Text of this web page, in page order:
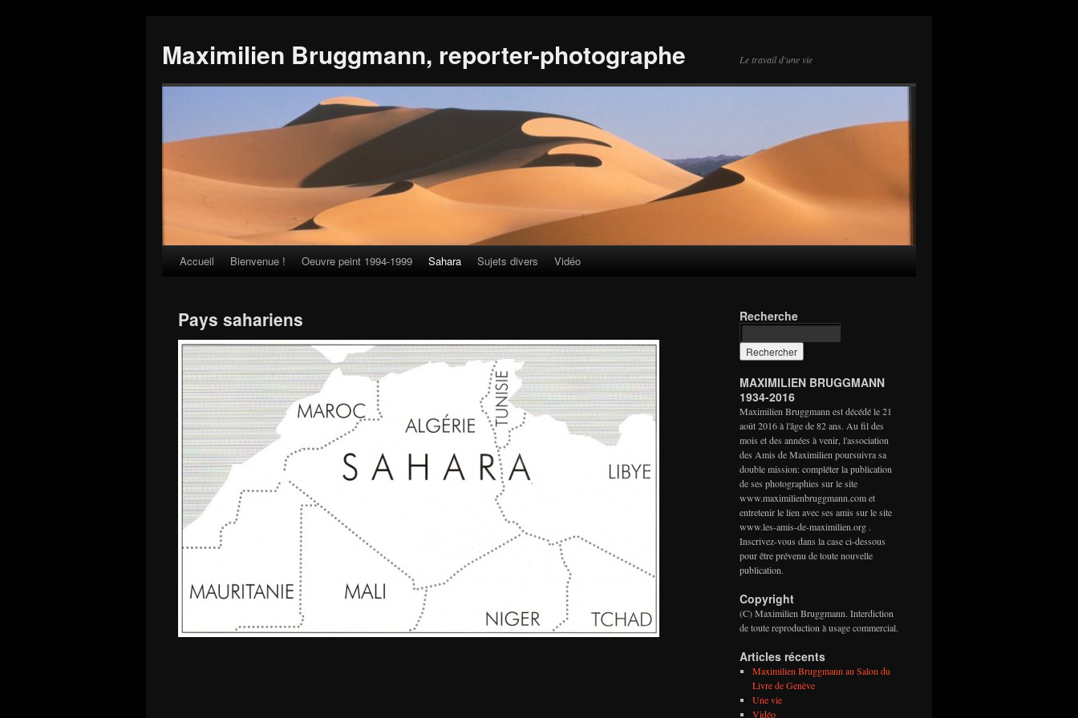
Maximilien Bruggmann, reporter-photographe Le travail d'une vie
Skip
content
Accueil Bienvenue ! Oeuvre peint 1994-1999 Sahara Sujets divers Vidéo
Pays sahariens Recherche
MAXIMILIEN BRUGGMANN
1934-2016
Maximilien Bruggmann est décédé le 21
août 2016 à l'âge de 82 ans. Au fil des
mois et des années à venir, l'association
des Amis de Maximilien poursuivra sa
double mission: compléter la publication
de ses photographies sur le site
www.maximilienbruggmann.com et
entretenir le lien avec ses amis sur le site
www.les-amis-de-maximilien.org .
Inscrivez-vous dans la case ci-dessous
pour être prévenu de toute nouvelle
publication.
Copyright
(C) Maximilien Bruggmann. Interdiction
de toute reproduction à usage commercial.
Articles récents
Maximilien Bruggmann au Salon du
Livre de Genève
Une vie
Vidéo